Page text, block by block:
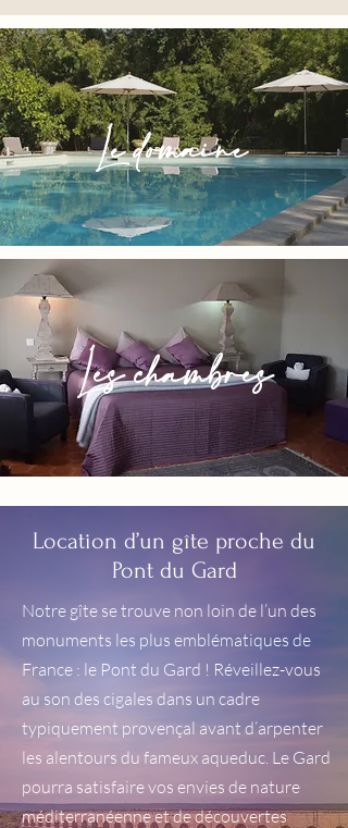
Le domaine
Les chambres
Location d’un gîte proche du
Pont du Gard
Notre gîte se trouve non loin de l’un des
monuments les plus emblématiques de
France : le Pont du Gard ! Réveillez-vous
au son des cigales dans un cadre
typiquement provençal avant d’arpenter
les alentours du fameux aqueduc. Le Gard
pourra satisfaire vos envies de nature
méditerranéenne et de découvertes